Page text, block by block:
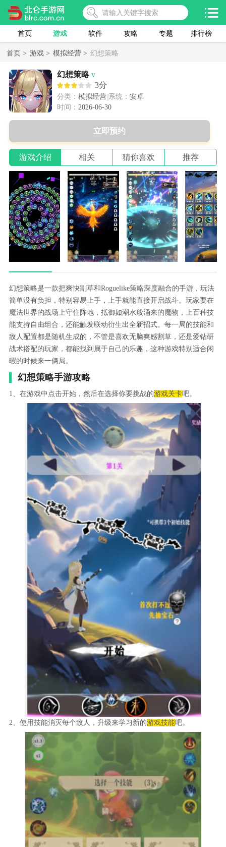
首页 游戏 软件 攻略 专题 排行榜
首页 > 游戏 > 模拟经营 > 幻想策略
幻想策略v
3分
分类： 模拟经营 系统： 安卓
时间： 2026-06-30
立即预约
游戏介绍 相关 猜你喜欢 推荐
幻想策略是一款把爽快割草和Roguelike策略深度融合的手游，玩法
简单没有负担，特别容易上手，上手就能直接开启战斗。玩家要在
魔法世界的战场上守住阵地，抵御如潮水般涌来的魔物，上百种技
能支持自由组合，还能触发联动衍生出全新招式。每一局的技能和
敌人配置都是随机生成的，不管是喜欢无脑爽感割草，还是爱钻研
战术搭配的玩家，都能找到属于自己的乐趣，这种游戏特别适合闲
暇的时候来一俩局。
幻想策略手游攻略
1、在游戏中点击开始，然后在选择你要挑战的游戏关卡吧。
2、使用技能消灭每个敌人，升级来学习新的游戏技能吧。